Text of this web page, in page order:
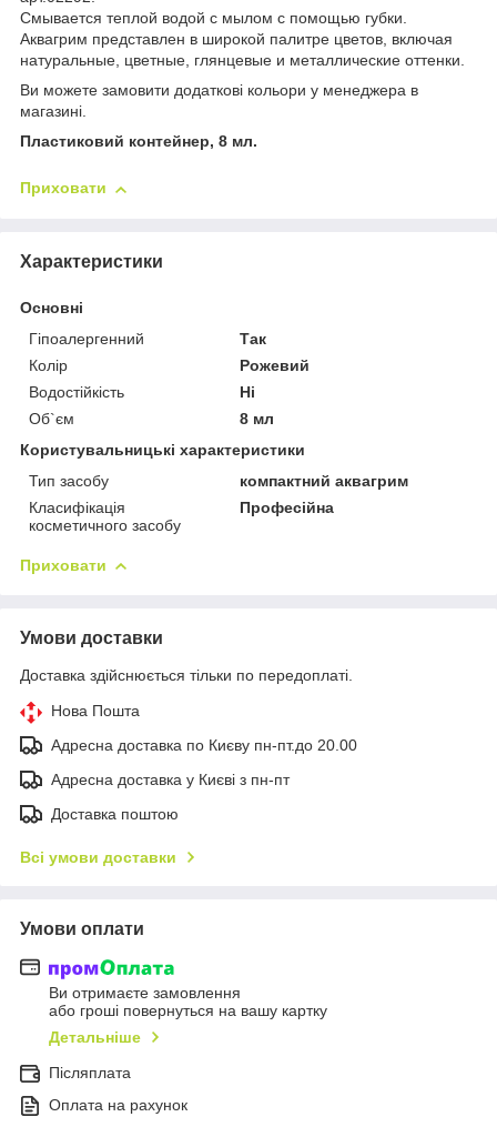
Смывается теплой водой с мылом с помощью губки.
Аквагрим представлен в широкой палитре цветов, включая
натуральные, цветные, глянцевые и металлические оттенки.
Ви можете замовити додаткові кольори у менеджера в
магазині.
Пластиковий контейнер, 8 мл.
Приховати
Характеристики
Основні
Гіпоалергенний
Так
Колір
Рожевий
Водостійкість
Ні
Об`єм
8 мл
Користувальницькі характеристики
Тип засобу
компактний аквагрим
Класифікація
косметичного засобу
Професійна
Приховати
Умови доставки
Доставка здійснюється тільки по передоплаті.
Нова Пошта
Адресна доставка по Києву пн-пт.до 20.00
Адресна доставка у Києві з пн-пт
Доставка поштою
Всі умови доставки
Умови оплати
Ви отримаєте замовлення
або гроші повернуться на вашу картку
Детальніше
Післяплата
Оплата на рахунок